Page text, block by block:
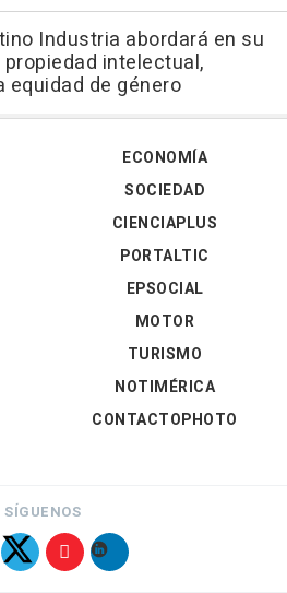
Industria abordará en su
intelectual,
de género
ECONOMÍA
SOCIEDAD
CIENCIAPLUS
PORTALTIC
EPSOCIAL
MOTOR
TURISMO
NOTIMÉRICA
CONTACTOPHOTO
SÍGUENOS